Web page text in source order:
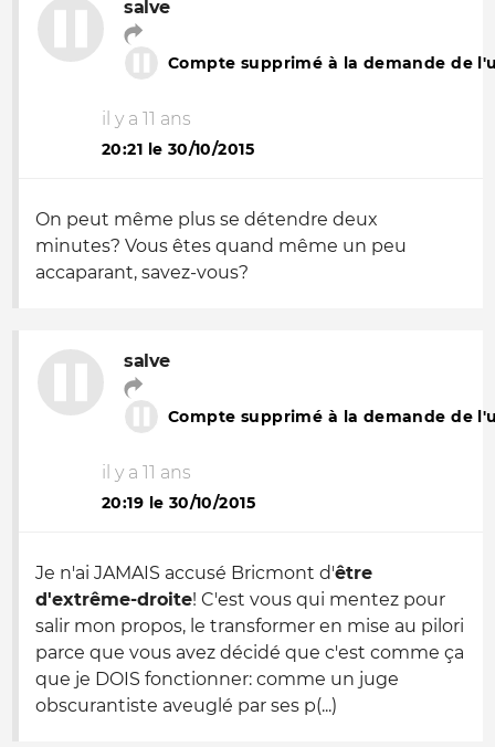
salve
Compte supprimé à la demande de
il y a 11 ans
20:21 le 30/10/2015
On peut même plus se détendre deux
minutes? Vous êtes quand même un peu
accaparant, savez-vous?
salve
Compte supprimé à la demande de
il y a 11 ans
20:19 le 30/10/2015
Je n'ai JAMAIS accusé Bricmont d'être
d'extrême-droite! C'est vous qui mentez pour
salir mon propos, le transformer en mise au pilori
parce que vous avez décidé que c'est comme ça
que je DOIS fonctionner: comme un juge
obscurantiste aveuglé par ses p(...)